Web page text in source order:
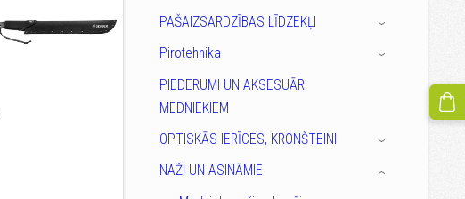
PAŠAIZSARDZĪBAS LĪDZEKĻI
›
Pirotehnika ›
PIEDERUMI UN AKSESUĀRI
MEDNIEKIEM
OPTISKĀS IERĪCES, KRONŠTEINI
›
NAŽI UN ASINĀMIE ›